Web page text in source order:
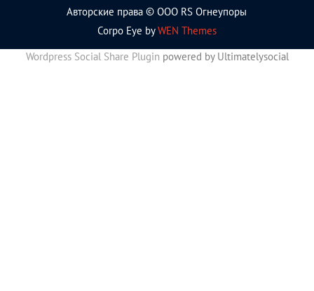
Авторские права © ООО RS Огнеупоры
Corpo Eye byWEN Themes
Wordpress Social Share Plugin powered by Ultimatelysocial